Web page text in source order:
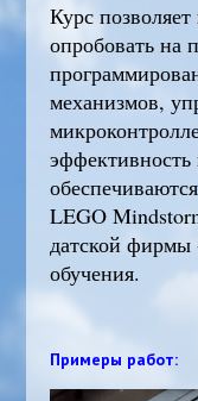
Курс
опробовать на
механизмов,
эффективность
LEGO
датской фирмы
обучения.
Примеры работ: